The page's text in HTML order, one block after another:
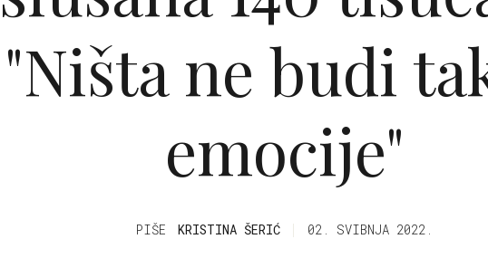
"Ništa ne budi
emocije"
PIŠE KRISTINA ŠERIĆ 02. SVIBNJA 2022.